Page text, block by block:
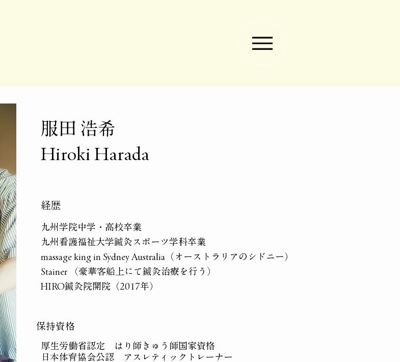
服田 浩希
Hiroki Harada
​経歴
九州学院中学・高校卒業
九州看護福祉大学鍼灸スポーツ学科卒業
massage king in Sydney Australia（オーストラリアのシドニー）
Stainer （豪華客船上にて鍼灸治療を行う）
HIRO鍼灸院開院（2017年）
​保持資格
厚生労働省認定 はり師きゅう師国家資格
日本体育協会公認 アスレティックトレーナー